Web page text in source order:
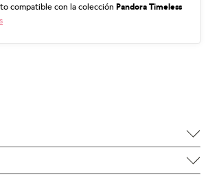
compatible con la colección Pandora Timeless